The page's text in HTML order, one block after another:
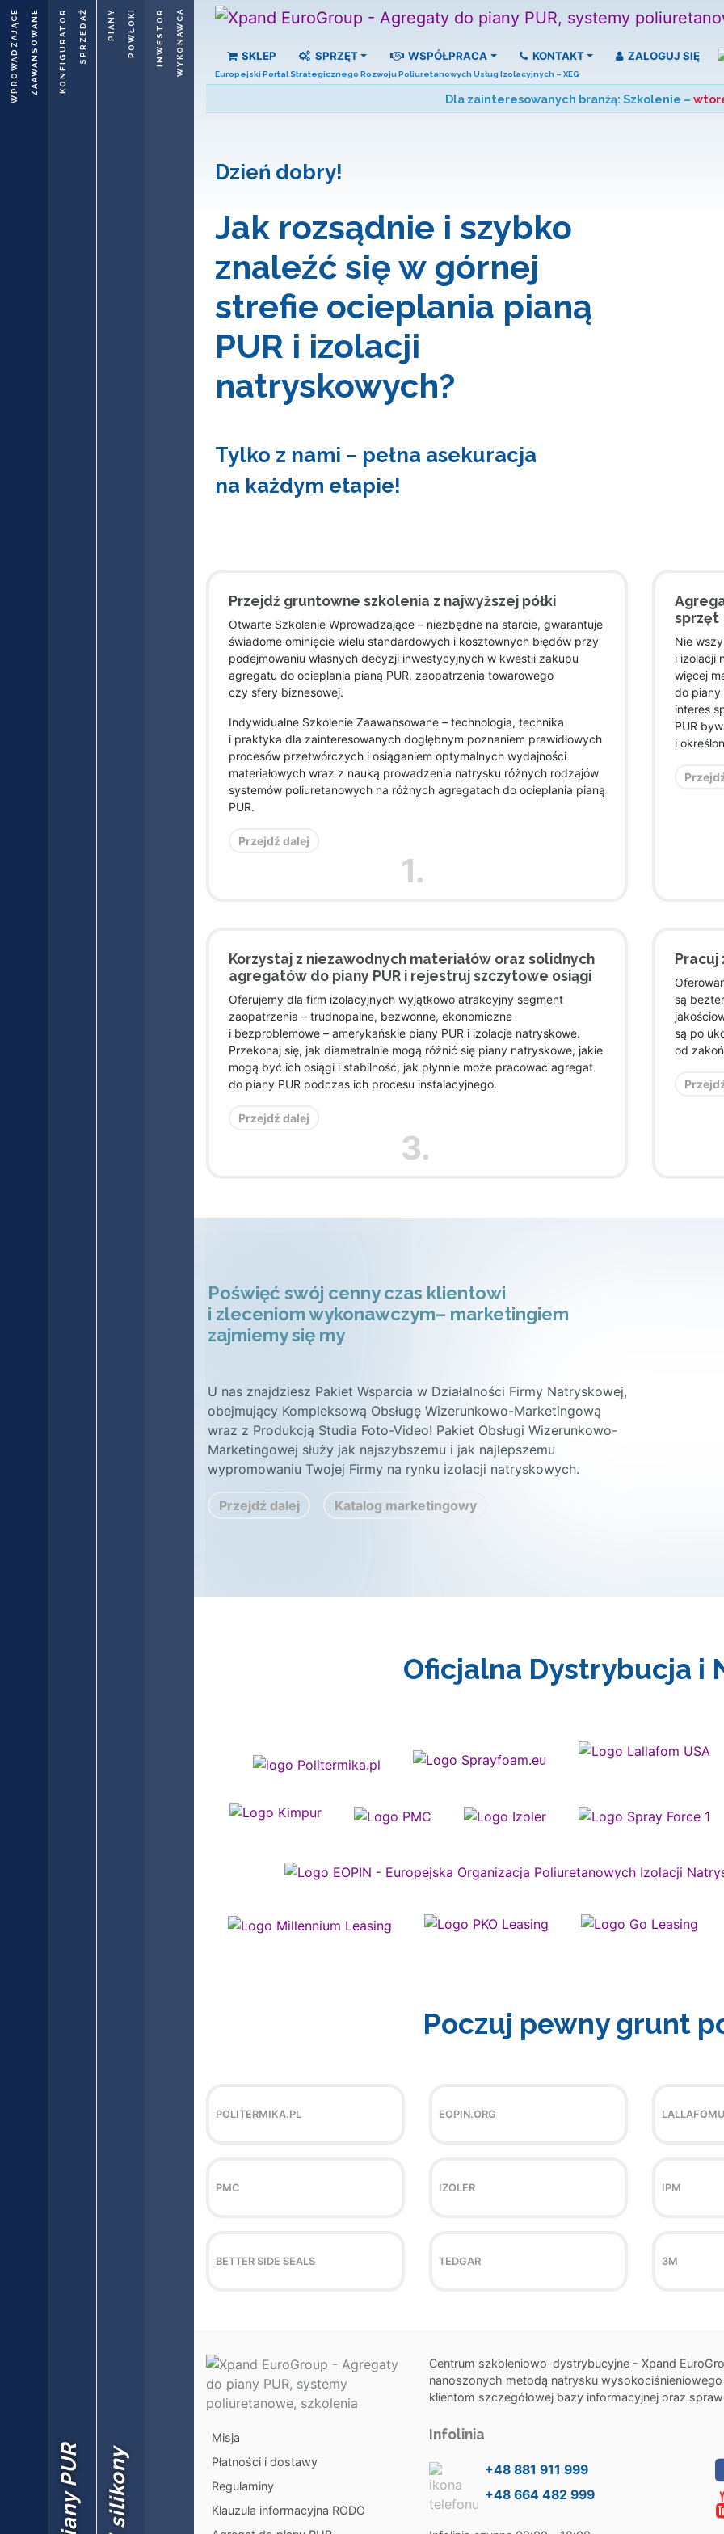
WPROWADZAJĄCEZAAWANSOWANE KONFIGURATOR SPRZEDAŻ PIANY POWŁOKI INWESTOR WYKONAWCA SKLEP SPRZĘT WSPÓŁPRACA KONTAKT ZALOGUJ SIĘ
Europejski Portal Strategicznego Rozwoju Poliuretanowych Usług Izolacyjnych – XEG
Dla zainteresowanych branżą: Szkolenie –
Dzień dobry!
Jak rozsądnie i szybko
znaleźć się w górnej
strefie ocieplania pianą
PUR i izolacji
natryskowych?
Tylko z nami – pełna asekuracja
na każdym etapie!
Przejdź gruntowne szkolenia z najwyższej półki
Otwarte Szkolenie Wprowadzające – niezbędne na starcie, gwarantuje
świadome ominięcie wielu standardowych i kosztownych błędów przy
podejmowaniu własnych decyzji inwestycyjnych w kwestii zakupu
agregatu do ocieplania pianą PUR, zaopatrzenia towarowego
czy sfery biznesowej.
Indywidualne Szkolenie Zaawansowane – technologia, technika
i praktyka dla zainteresowanych dogłębnym poznaniem prawidłowych
procesów przetwórczych i osiąganiem optymalnych wydajności
materiałowych wraz z nauką prowadzenia natrysku różnych rodzajów
systemów poliuretanowych na różnych agregatach do ocieplania pianą
PUR.
Przejdź dalej
1.
sprzęt
Nie
i izolacji
więcej
do piany
interes
PUR
i
Korzystaj z niezawodnych materiałów oraz solidnych
agregatów do piany PUR i rejestruj szczytowe osiągi
Oferujemy dla firm izolacyjnych wyjątkowo atrakcyjny segment
zaopatrzenia – trudnopalne, bezwonne, ekonomiczne
i bezproblemowe – amerykańskie piany PUR i izolacje natryskowe.
Przekonaj się, jak diametralnie mogą różnić się piany natryskowe, jakie
mogą być ich osiągi i stabilność, jak płynnie może pracować agregat
do piany PUR podczas ich procesu instalacyjnego.
Przejdź dalej
3.
Pracuj
są
są po
od
Poświęć swój cenny czas klientowi
i zleceniom wykonawczym– marketingiem
zajmiemy się my
U nas znajdziesz Pakiet Wsparcia w Działalności Firmy Natryskowej,
obejmujący Kompleksową Obsługę Wizerunkowo-Marketingową
wraz z Produkcją Studia Foto-Video! Pakiet Obsługi Wizerunkowo-
Marketingowej służy jak najszybszemu i jak najlepszemu
wypromowaniu Twojej Firmy na rynku izolacji natryskowych.
Przejdź dalej Katalog marketingowy
Oficjalna Dystrybucja i
Poczuj pewny grunt
POLITERMIKA.PL EOPIN.ORG
PMC IZOLER IPM
BETTER SIDE SEALS TEDGAR 3M
Centrum szkoleniowo-dystrybucyjne - Xpand
nanoszonych metodą natrysku
klientom szczegółowej bazy informacyjnej oraz
Misja
Płatności i dostawy
Regulaminy
Klauzula informacyjna RODO
Infolinia
+48 881 911 999
+48 664 482 999